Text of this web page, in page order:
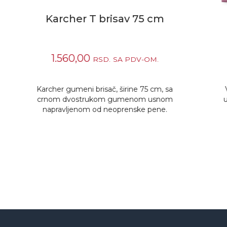
Karcher Everly crvena
1.404,00RSD. SA PDV-OM.
Višenamenska netkana tkanina od
ultramikrofibera, otporna i upijajuća.